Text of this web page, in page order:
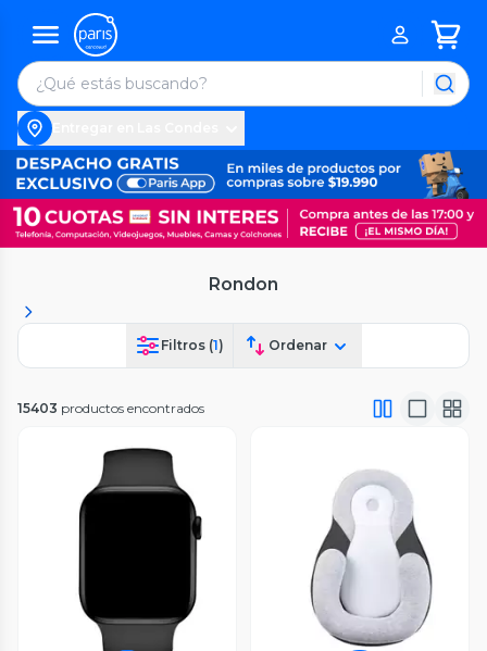
Rondon
Filtros (1) Ordenar
15403 productos encontrados